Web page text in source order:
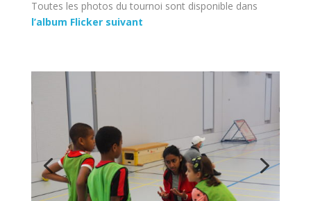
Toutes les photos du tournoi sont disponible dans
l’album Flicker suivant